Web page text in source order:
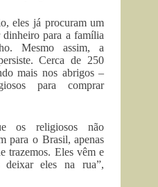
eles já procuram um
dinheiro para a família
Mesmo assim, a
Cerca de 250
mais nos abrigos –
para comprar
os religiosos não
para o Brasil, apenas
trazemos. Eles vêm e
deixar eles na rua”,